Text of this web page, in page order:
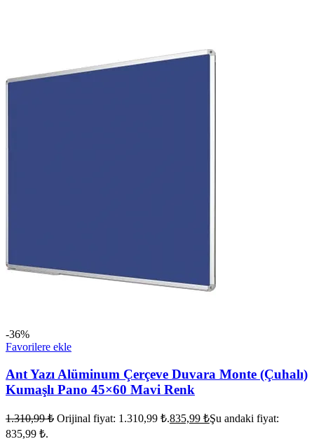
-36%
Favorilere ekle
Ant Yazı Alüminum Çerçeve Duvara Monte (Çuhalı)
Kumaşlı Pano 45×60 Mavi Renk
1.310,99₺ Orijinal fiyat: 1.310,99 ₺.835,99 ₺Şu andaki fiyat:
835,99 ₺.